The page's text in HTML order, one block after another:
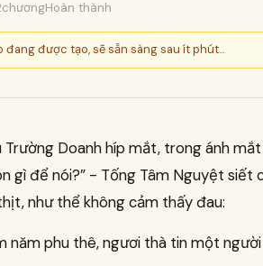
chươngHoàn thành
đang được tạo, sẽ sẵn sàng sau ít phút...
Trường Doanh híp mắt, trong ánh
gì để nói?” - Tống Tâm Nguyệt siết
như thể không cảm thấy đau:
năm phu thê, ngươi thà tin một